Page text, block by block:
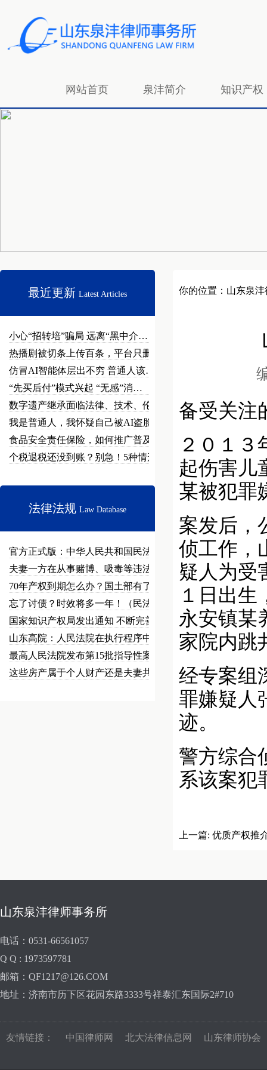
网站首页 泉沣简介 知识产权
最近更新 Latest Articles
小心“招转培”骗局 远离“黑中介…
热播剧被切条上传百条，平台只删不…
仿冒AI智能体层出不穷 普通人该…
“先买后付”模式兴起 “无感”消…
数字遗产继承面临法律、技术、伦理…
我是普通人，我怀疑自己被AI盗脸…
食品安全责任保险，如何推广普及？
个税退税还没到账？别急！5种情形…
法律法规 Law Database
官方正式版：中华人民共和国民法总…
夫妻一方在从事赌博、吸毒等违法犯…
70年产权到期怎么办？国土部有了…
忘了讨债？时效将多一年！（民法草…
国家知识产权局发出通知 不断完善…
山东高院：人民法院在执行程序中可…
最高人民法院发布第15批指导性案…
这些房产属于个人财产还是夫妻共同…
你的位置： 山东泉
备受关注
２０１
起伤害儿
某被犯罪
案发后，
侦工作，
疑人为受
１日出
永安镇某
家院内跳
经专案组
罪嫌疑人
迹。
警方综合
系该案犯
上一篇: 优质产权推
山东泉沣律师事务所
电话：0531-66561057
Q Q : 1973597781
邮箱：QF1217@126.COM
地址：济南市历下区花园东路3333号祥泰汇东国际2#710
友情链接： 中国律师网 北大法律信息网 山东律师协会